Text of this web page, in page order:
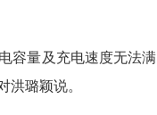
容量及充电速度无法满
洪璐颖说。